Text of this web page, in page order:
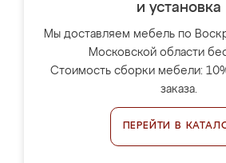
и установка
Мы доставляем мебель по
Московской области
Стоимость сборки мебели:
заказа.
ПЕРЕЙТИ В